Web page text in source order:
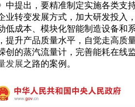
中提出，要精准制定实施各类
业转变发展方式，加大研发投入
低成本、模块化智能制造设备和
提升产品质量水平，自觉走高质
创的蒸汽流量计，完善能耗在线
发展之路的案例。